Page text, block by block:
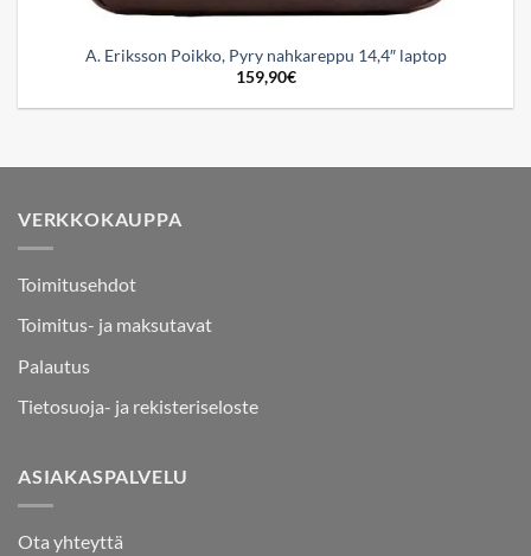
A. Eriksson Poikko, Pyry nahkareppu 14,4″ laptop
159,90€
VERKKOKAUPPA
Toimitusehdot
Toimitus- ja maksutavat
Palautus
Tietosuoja- ja rekisteriseloste
ASIAKASPALVELU
Ota yhteyttä